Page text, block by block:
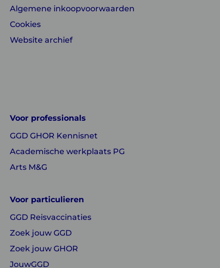
Algemene inkoopvoorwaarden
Cookies
Website archief
GHOR
Nederland
GHOR
Nederland
Voor professionals
GGD GHOR Kennisnet
Academische werkplaats PG
Arts M&G
Voor particulieren
GGD Reisvaccinaties
Zoek jouw GGD
Zoek jouw GHOR
JouwGGD